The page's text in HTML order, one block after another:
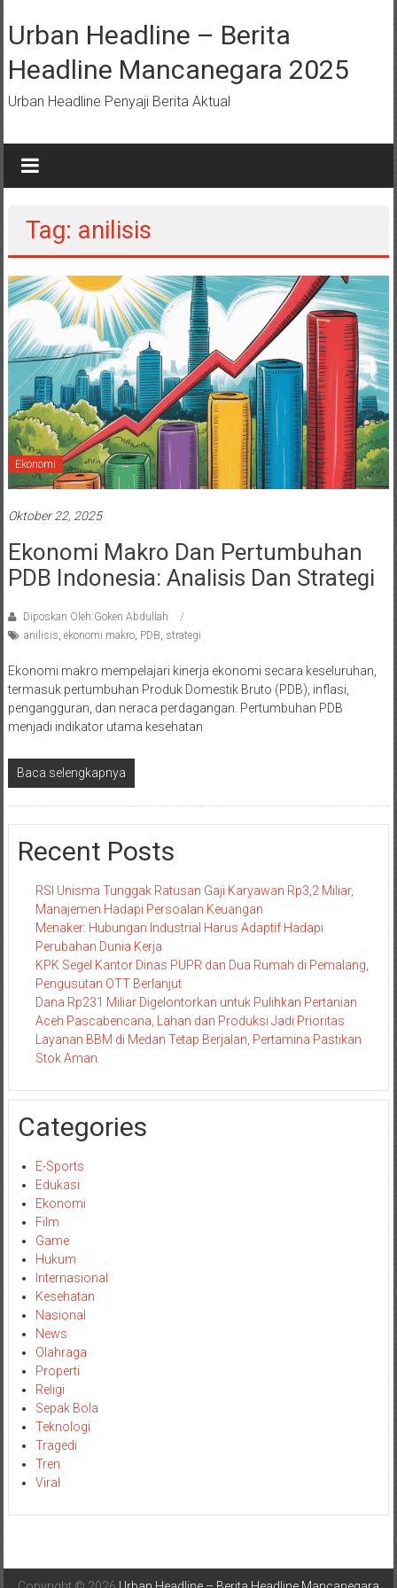
ke
konten
Urban Headline – Berita
Headline Mancanegara 2025
Urban Headline Penyaji Berita Aktual
Tag: anilisis
Ekonomi
Oktober 22, 2025
Ekonomi Makro Dan Pertumbuhan
PDB Indonesia: Analisis Dan Strategi
Diposkan Oleh:Goken Abdullah
anilisis ekonomi makro, PDB strategi
Ekonomi makro mempelajari kinerja ekonomi secara keseluruhan,
termasuk pertumbuhan Produk Domestik Bruto (PDB), inflasi,
pengangguran, dan neraca perdagangan. Pertumbuhan PDB
menjadi indikator utama kesehatan
Baca selengkapnya
Recent Posts
RSI Unisma Tunggak Ratusan Gaji Karyawan Rp3,2 Miliar,
Manajemen Hadapi Persoalan Keuangan
Menaker: Hubungan Industrial Harus Adaptif Hadapi
Perubahan Dunia Kerja
KPK Segel Kantor Dinas PUPR dan Dua Rumah di Pemalang,
Pengusutan OTT Berlanjut
Dana Rp231 Miliar Digelontorkan untuk Pulihkan Pertanian
Aceh Pascabencana, Lahan dan Produksi Jadi Prioritas
Layanan BBM di Medan Tetap Berjalan, Pertamina Pastikan
Stok Aman
Categories
E-Sports
Edukasi
Ekonomi
Film
Game
Hukum
Internasional
Kesehatan
Nasional
News
Olahraga
Properti
Religi
Sepak Bola
Teknologi
Tragedi
Tren
Viral